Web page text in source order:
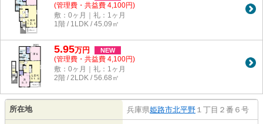
(管理費・共益費 4,100円)
敷：0ヶ月｜礼：1ヶ月
1階 / 1LDK / 45.09㎡
5.95万円 NEW
(管理費・共益費 4,100円)
敷：0ヶ月｜礼：1ヶ月
2階 / 2LDK / 56.68㎡
所在地 兵庫県姫路市北平野 １丁目２番６号